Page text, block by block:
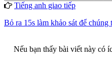
Tiếng anh giao tiếp
Bỏ ra 15s làm khảo sát để
Nếu bạn thấy bài viết này có